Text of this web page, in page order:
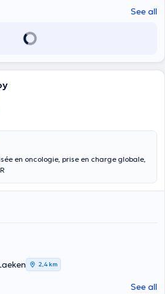
See all
en oncologie, prise en charge globale,
2,4 km
See all